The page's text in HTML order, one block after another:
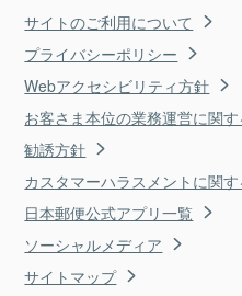
サイトのご利用について
プライバシーポリシー
Webアクセシビリティ方針
お客さま本位の業務運営に関
勧誘方針
カスタマーハラスメントに関
日本郵便公式アプリ一覧
ソーシャルメディア
サイトマップ